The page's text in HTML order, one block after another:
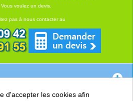
Vous voulez un devis.
pas à nous contacter au
d'accepter les cookies afin